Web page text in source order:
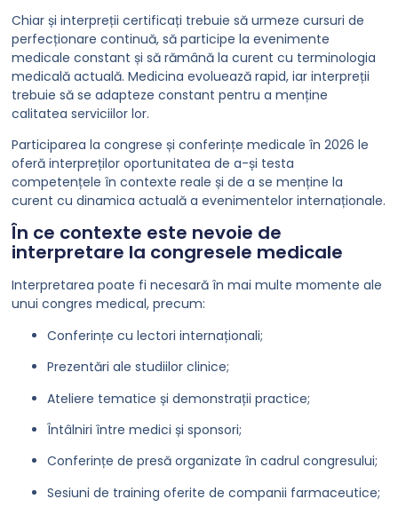
Chiar și interpreții certificați trebuie să urmeze cursuri de
perfecționare continuă, să participe la evenimente
medicale constant și să rămână la curent cu terminologia
medicală actuală. Medicina evoluează rapid, iar interpreții
trebuie să se adapteze constant pentru a menține
calitatea serviciilor lor.
Participarea la congrese și conferințe medicale în 2026 le
oferă interpreților oportunitatea de a-și testa
competențele în contexte reale și de a se menține la
curent cu dinamica actuală a evenimentelor internaționale.
În ce contexte este nevoie de
interpretare la congresele medicale
Interpretarea poate fi necesară în mai multe momente ale
unui congres medical, precum:
Conferințe cu lectori internaționali;
Prezentări ale studiilor clinice;
Ateliere tematice și demonstrații practice;
Întâlniri între medici și sponsori;
Conferințe de presă organizate în cadrul congresului;
Sesiuni de training oferite de companii farmaceutice;